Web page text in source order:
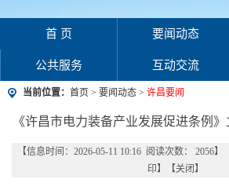
首 页 要闻动态
公共服务 互动交流
当前位置： 首页 > 要闻动态 > 许昌要闻
《许昌市电力装备产业发展促进条例
【信息时间：2026-05-11 10:16 阅读次数： 2056】
印】【关闭 】